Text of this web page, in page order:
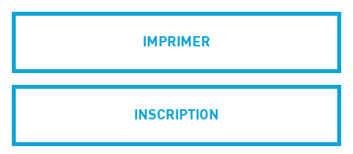
IMPRIMER
INSCRIPTION